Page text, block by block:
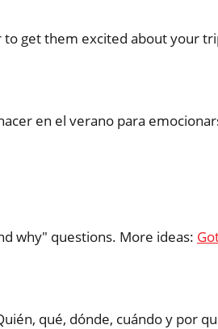
to get them excited about your
en el verano para
why" questions. More ideas:
qué, dónde, cuándo y por